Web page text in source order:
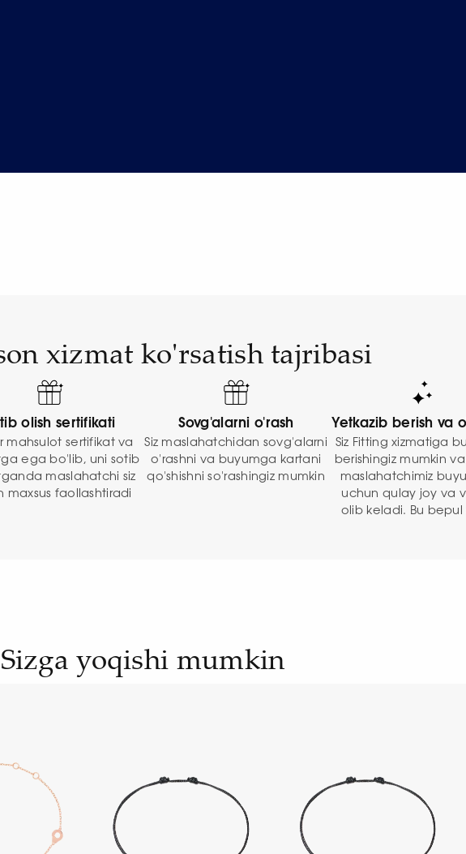
xizmat ko'rsatish tajribasi
olish sertifikati
mahsulot sertifikat va
ega bo'lib, uni sotib
maslahatchi siz
maxsus faollashtiradi
Sovg'alarni o'rash
Siz maslahatchidan sovg'alarni
o'rashni va buyumga kartani
qo'shishni so'rashingiz mumkin
Yetkazib berish va
Siz Fitting xizmatiga
berishingiz mumkin
maslahatchimiz
uchun qulay joy va
olib keladi. Bu bepul
Sizga yoqishi mumkin